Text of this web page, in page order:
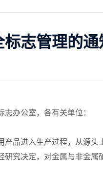
志管理的通
办公室，各有关单位：
进入生产过程，从源头
究决定，对金属与非金